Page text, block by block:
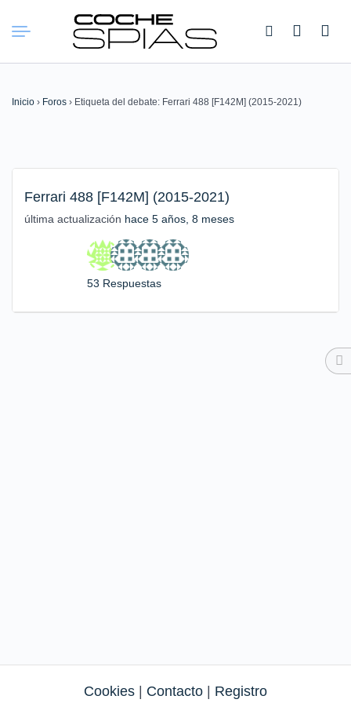
Buscar:
Inicio › Foros › Etiqueta del debate: Ferrari 488 [F142M] (2015-2021)
Ferrari 488 [F142M] (2015-2021)
última actualización hace 5 años, 8 meses
53 Respuestas
Cookies Contacto Registro